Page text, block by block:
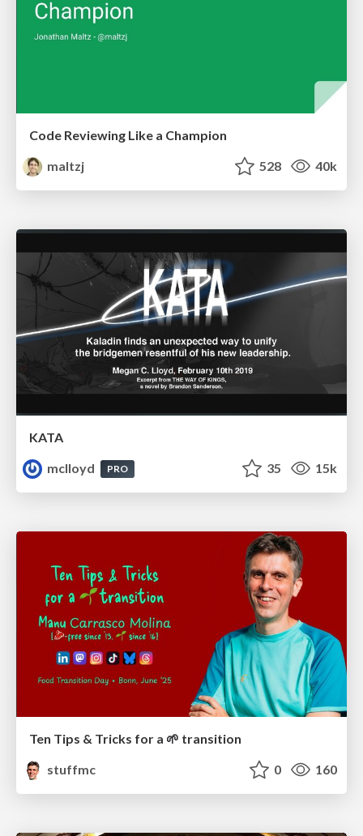
Code Reviewing Like a Champion
maltzj
528 40k
KATA
mclloyd
PRO 35 15k
Ten Tips & Tricks for a 🌱 transition
stuffmc
0 160